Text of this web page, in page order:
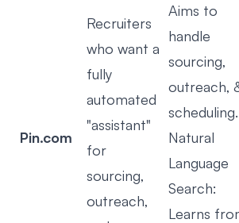
Pin.com
Recruiters
who want a
fully
automated
"assistant"
for
sourcing,
outreach,
Aims to
handle
sourcing,
outreach,
scheduling.
Natural
Language
Search:
Learns